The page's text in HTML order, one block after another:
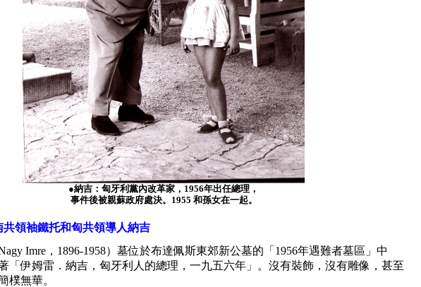
●納吉：匈牙利黨內改革家，1956年出任總理，
事件後被親蘇政府處決。1955 和孫女在一起。
領袖鐵托和匈共領導人納吉
Imre，1896-1958）墓位於布達佩斯東郊新公墓的「1956年遇難者墓區」中
「伊姆雷．納吉，匈牙利人的總理，一九五六年」。沒有裝飾，沒有雕像，甚至
樸無華。